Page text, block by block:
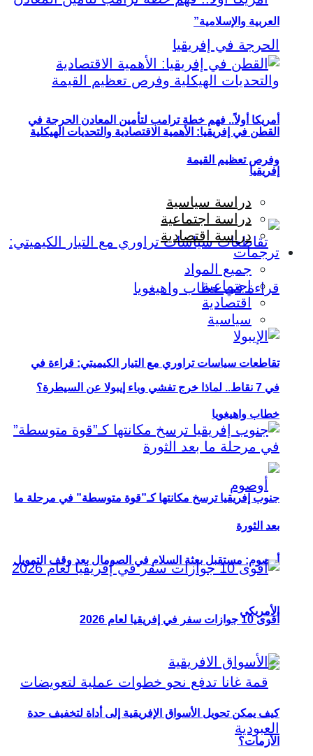
أمريكا أولاً.. فهم خطة ترامب لتأمين المعادن الحرجة في
إفريقيا
تقاطعات سياسات تراوري مع التيار الكيميتي: قراءة في
خطاب واهيغويا
أوصوم: مستقبل بعثة السلام في الصومال بعد وقف التمويل
الأمريكي
العربية والإسلامية”
القطن في إفريقيا: الأهمية الاقتصادية والتحديات الهيكلية
وفرص تعظيم القيمة
دراسة سياسية
دراسة اجتماعية
دراسة اقتصادية
ترجمات
جميع المواد
اجتماعية
اقتصادية
سياسية
في 7 نقاط.. لماذا خرج تفشي وباء إيبولا عن السيطرة؟
جنوب إفريقيا ترسخ مكانتها كـ”قوة متوسطة” في مرحلة ما
بعد الثورة
أقوى 10 جوازات سفر في إفريقيا لعام 2026
كيف يمكن تحويل الأسواق الإفريقية إلى أداة لتخفيف حدة
الأزمات؟